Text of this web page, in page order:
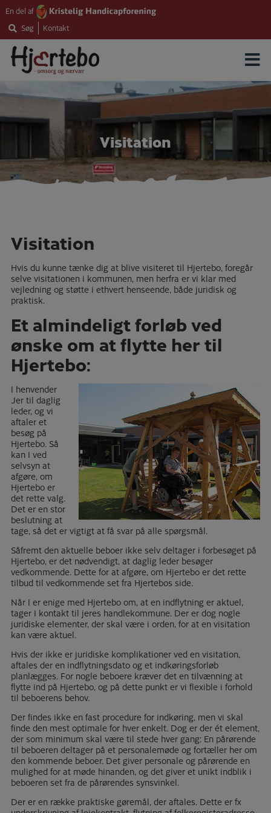
Hop
indholdet
En del af
Søg
Kontakt
Visitation
Visitation
Hvis du kunne tænke dig at blive visiteret til Hjertebo, foregår
selve visitationen i kommunen, men herfra er vi klar med
vejledning og støtte i ethvert henseende, både juridisk og
praktisk.
Et almindeligt forløb ved
ønske om at flytte her til
Hjertebo:
I henvender
Jer til daglig
leder, og vi
aftaler et
besøg på
Hjertebo. Så
kan I ved
selvsyn at
afgøre, om
Hjertebo er
det rette valg.
Det er en stor
beslutning at
tage, så det er vigtigt at få svar på alle spørgsmål.
Såfremt den aktuelle beboer ikke selv deltager i forbesøget på
Hjertebo, er det nødvendigt, at daglig leder besøger
vedkommende. Dette for at afgøre, om Hjertebo er det rette
tilbud til vedkommende set fra Hjertebos side.
Når I er enige med Hjertebo om, at en indflytning er aktuel,
tager I kontakt til jeres handlekommune. Der er dog nogle
juridiske elementer, der skal være i orden, for at en visitation
kan være aktuel.
Hvis der ikke er juridiske komplikationer ved en visitation,
aftales der en indflytningsdato og et indkøringsforløb
planlægges. For nogle beboere kræver det en tilvænning at
flytte ind på Hjertebo, og på dette punkt er vi flexible i forhold
til beboerens behov.
Der findes ikke en fast procedure for indkøring, men vi skal
finde den mest optimale for hver enkelt. Dog er der ét element,
der som minimum skal være til stede hver gang: En pårørende
til beboeren deltager på et personalemøde og fortæller her om
den kommende beboer. Det giver personale og pårørende en
mulighed for at møde hinanden, og det giver et unikt indblik i
beboeren set fra de pårørendes synsvinkel.
Der er en række praktiske gøremål, der aftales. Dette er fx